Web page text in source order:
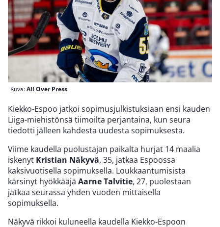
Kuva:All Over Press
Kiekko-Espoo jatkoi sopimusjulkistuksiaan ensi kauden
Liiga-miehistönsä tiimoilta perjantaina, kun seura
tiedotti jälleen kahdesta uudesta sopimuksesta.
Viime kaudella puolustajan paikalta hurjat 14 maalia
iskenyt Kristian Näkyvä, 35, jatkaa Espoossa
kaksivuotisella sopimuksella. Loukkaantumisista
kärsinyt hyökkääjä Aarne Talvitie, 27, puolestaan
jatkaa seurassa yhden vuoden mittaisella
sopimuksella.
Näkyvä rikkoi kuluneella kaudella Kiekko-Espoon